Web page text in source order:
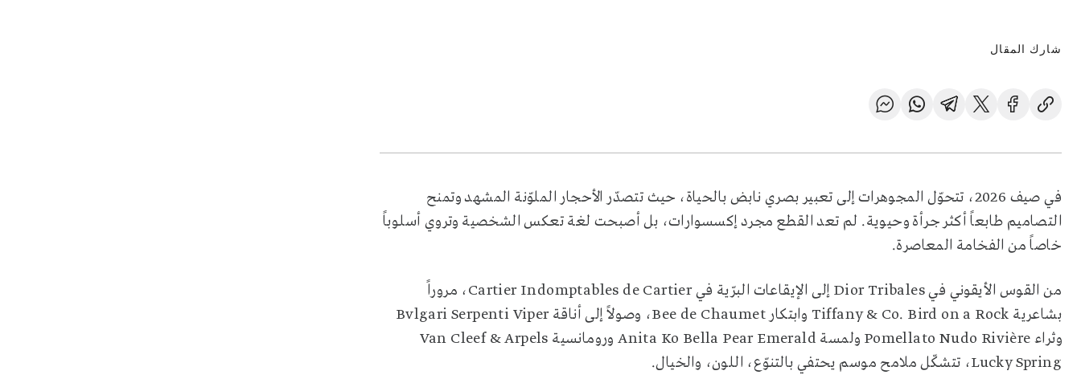
شارك المقال
في صيف 2026، تتحوّل المجوهرات إلى تعبير بصري نابض بالحياة، حيث تتصدّر الأحجار الملوّنة المشهد وتمنح
التصاميم طابعاً أكثر جرأة وحيوية. لم تعد القطع مجرد إكسسوارات، بل أصبحت لغة تعكس الشخصية وتروي أسلوباً
خاصاً من الفخامة المعاصرة.
من القوس الأيقوني في Dior Tribales إلى الإيقاعات البرّية في Cartier Indomptables de Cartier، مروراً
بشاعرية Tiffany & Co. Bird on a Rock وابتكار Bee de Chaumet، وصولاً إلى أناقة Bvlgari Serpenti Viper
وثراء Pomellato Nudo Rivière ولمسة Anita Ko Bella Pear Emerald ورومانسية Van Cleef & Arpels
Lucky Spring، تتشكّل ملامح موسم يحتفي بالتنوّع، اللون، والخيال.